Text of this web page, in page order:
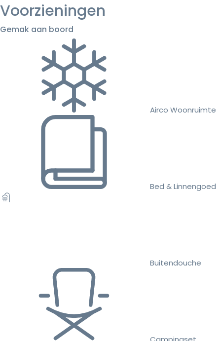
Voorzieningen
Gemak aan boord
Airco Woonruimte
Bed & Linnengoed
Buitendouche